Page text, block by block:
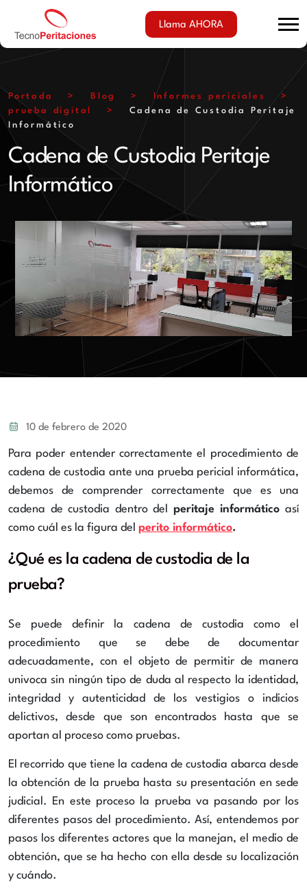
Llama AHORA
Portada > Blog > Informes periciales
>
prueba digital
>
Cadena de Custodia Peritaje
Informático
Cadena de Custodia Peritaje
Informático
10 de febrero de 2020
Para poder entender correctamente el procedimiento de
cadena de custodia ante una prueba pericial informática,
debemos de comprender correctamente que es una
cadena de custodia dentro del peritaje informático así
como cuál es la figura del perito informático.
¿Qué es la cadena de custodia de la
prueba?
Se puede definir la cadena de custodia como el
procedimiento que se debe de documentar
adecuadamente, con el objeto de permitir de manera
univoca sin ningún tipo de duda al respecto la identidad,
integridad y autenticidad de los vestigios o indicios
delictivos, desde que son encontrados hasta que se
aportan al proceso como pruebas.
El recorrido que tiene la cadena de custodia abarca desde
la obtención de la prueba hasta su presentación en sede
judicial. En este proceso la prueba va pasando por los
diferentes pasos del procedimiento. Así, entendemos por
pasos los diferentes actores que la manejan, el medio de
obtención, que se ha hecho con ella desde su localización
y cuándo.